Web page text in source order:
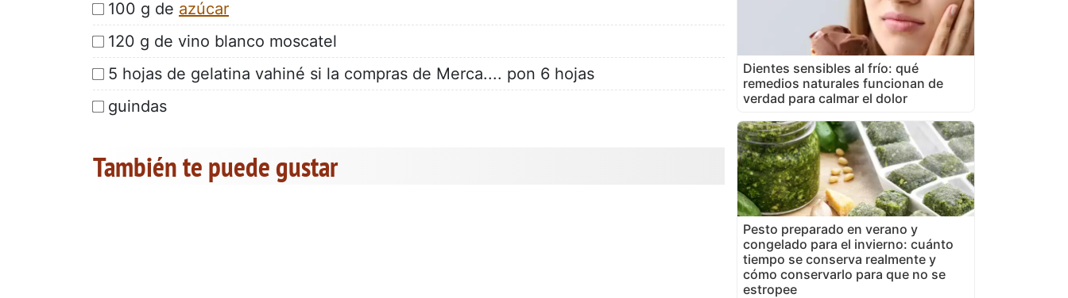
100 g de azúcar
120 g de vino blanco moscatel
5 hojas de gelatina vahiné si la compras de Merca.... pon 6 hojas
guindas
También te puede gustar
Dientes sensibles al frío: qué
remedios naturales funcionan de
verdad para calmar el dolor
Pesto preparado en verano y
congelado para el invierno: cuánto
tiempo se conserva realmente y
cómo conservarlo para que no se
estropee